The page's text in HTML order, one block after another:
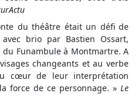
du théâtre était un défi de
brio par Bastien Ossart,
Funambule à Montmartre. A
changeants et au verbe
cœur de leur interprétation
force de ce personnage. » Le